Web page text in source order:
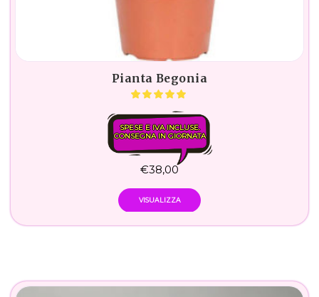
Pianta Begonia
SPESE E IVA INCLUSE.
CONSEGNA IN GIORNATA
€38,00
VISUALIZZA